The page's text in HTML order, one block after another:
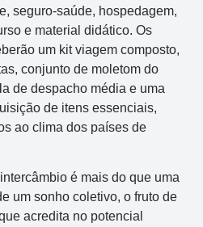
seguro-saúde, hospedagem,
e material didático. Os
um kit viagem composto,
conjunto de moletom do
de despacho média e uma
de itens essenciais,
ao clima dos países de
é mais do que uma
um sonho coletivo, o fruto de
acredita no potencial